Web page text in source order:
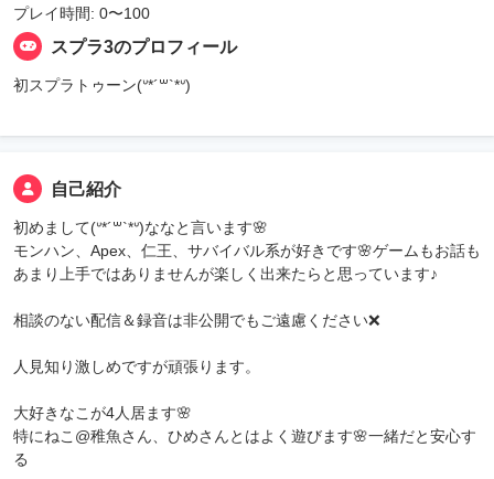
プレイ時間: 0〜100
スプラ3のプロフィール
初スプラトゥーン(ᐡ*´꒳`*ᐡ)
自己紹介
初めまして(ᐡ*´꒳`*ᐡ)ななと言います🌸
モンハン、Apex、仁王、サバイバル系が好きです🌸ゲームもお話も
あまり上手ではありませんが楽しく出来たらと思っています♪
相談のない配信＆録音は非公開でもご遠慮ください❌️
人見知り激しめですが頑張ります。
大好きなこが4人居ます🌸
特にねこ@稚魚さん、ひめさんとはよく遊びます🌸一緒だと安心す
る